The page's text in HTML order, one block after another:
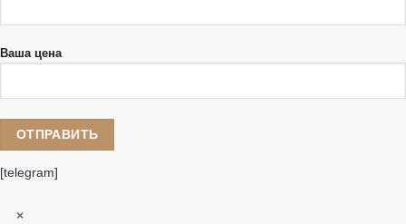
Ваша цена
[telegram]
×